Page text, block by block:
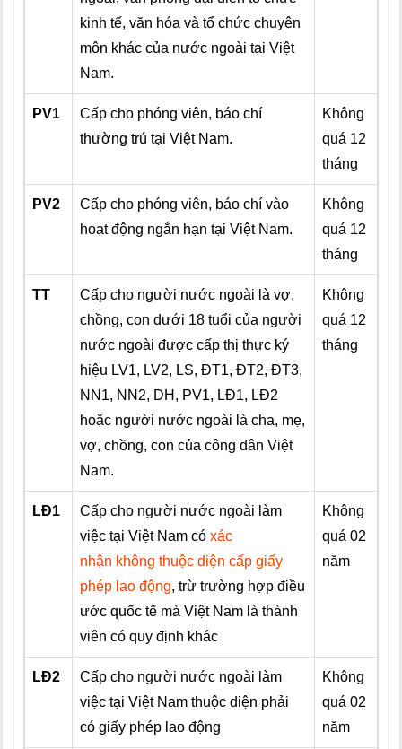
kinh tế, văn hóa và tổ chức chuyên
môn khác của nước ngoài tại Việt
Nam.
PV1
Cấp cho phóng viên, báo chí
thường trú tại Việt Nam.
Không
quá 12
tháng
PV2
Cấp cho phóng viên, báo chí vào
hoạt động ngắn hạn tại Việt Nam.
Không
quá 12
tháng
TT
Cấp cho người nước ngoài là vợ,
chồng, con dưới 18 tuổi của người
nước ngoài được cấp thị thực ký
hiệu LV1, LV2, LS, ĐT1, ĐT2, ĐT3,
NN1, NN2, DH, PV1, LĐ1, LĐ2
hoặc người nước ngoài là cha, mẹ,
vợ, chồng, con của công dân Việt
Nam.
Không
quá 12
tháng
LĐ1
Cấp cho người nước ngoài làm
việc tại Việt Nam có xác
nhận không thuộc diện cấp giấy
phép lao động, trừ trường hợp điều
ước quốc tế mà Việt Nam là thành
viên có quy định khác
Không
quá 02
năm
LĐ2
Cấp cho người nước ngoài làm
việc tại Việt Nam thuộc diện phải
có giấy phép lao động
Không
quá 02
năm